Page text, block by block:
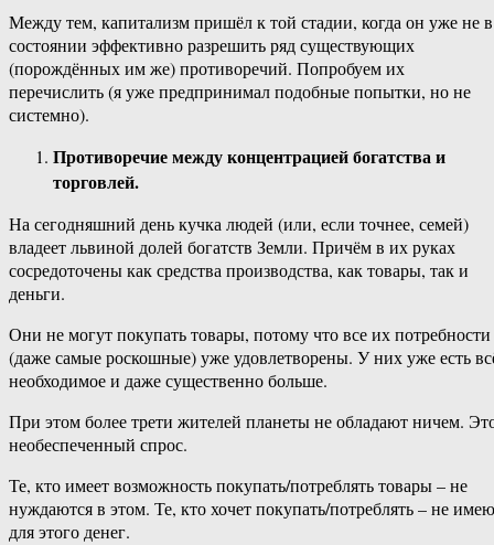
Между тем, капитализм пришёл к той стадии, когда он уже не в
состоянии эффективно разрешить ряд существующих
(порождённых им же) противоречий. Попробуем их
перечислить (я уже предпринимал подобные попытки, но не
системно).
Противоречие между концентрацией богатства и
торговлей.
На сегодняшний день кучка людей (или, если точнее, семей)
владеет львиной долей богатств Земли. Причём в их руках
сосредоточены как средства производства, как товары, так и
деньги.
Они не могут покупать товары, потому что все их потребности
(даже самые роскошные) уже удовлетворены. У них уже есть
необходимое и даже существенно больше.
При этом более трети жителей планеты не обладают ничем.
необеспеченный спрос.
Те, кто имеет возможность покупать/потреблять товары – не
нуждаются в этом. Те, кто хочет покупать/потреблять – не
для этого денег.